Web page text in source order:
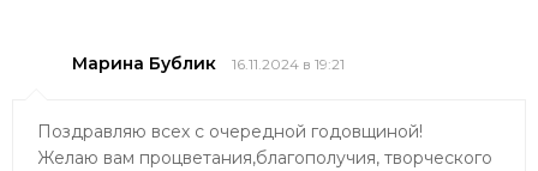
Марина Бублик 16.11.2024 в 19:21
Поздравляю всех с очередной годовщиной!
Желаю вам процветания,благополучия, творческого